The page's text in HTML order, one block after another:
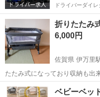
ドライバーダイレ
折りたたみ
6,000円
佐賀県 伊万里
たたみ式になっており収納も出
けいたします。 …
佐賀 伊万里市
ベビーベッ